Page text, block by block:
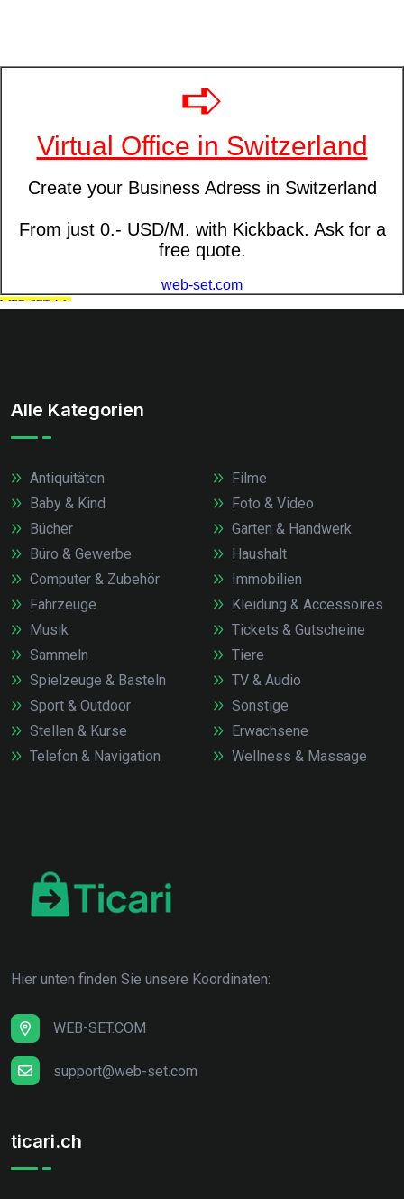
Alle Kategorien
Antiquitäten
Baby & Kind
Bücher
Büro & Gewerbe
Computer & Zubehör
Fahrzeuge
Filme
Foto & Video
Garten & Handwerk
Haushalt
Immobilien
Kleidung & Accessoires
Musik
Sammeln
Spielzeuge & Basteln
Sport & Outdoor
Stellen & Kurse
Telefon & Navigation
Tickets & Gutscheine
Tiere
TV & Audio
Sonstige
Erwachsene
Wellness & Massage
Hier unten finden Sie unsere Koordinaten:
WEB-SET.COM
support@web-set.com
ticari.ch